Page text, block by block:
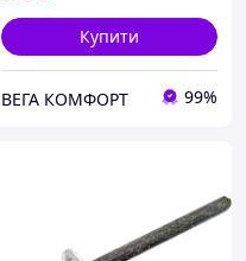
Купити
ВЕГА КОМФОРТ 99%